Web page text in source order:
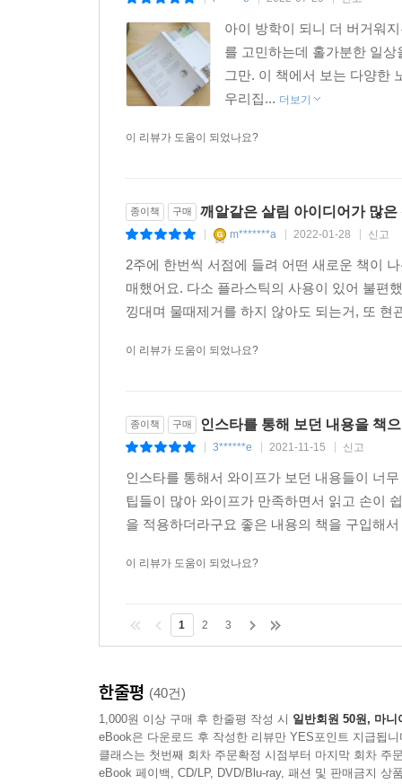
아이 방학이 되니 더 버거워
를 고민하는데 홀가분한 일
그만. 이 책에서 보는 다양한
우리집... 더보기
이 리뷰가 도움이 되었나요?
종이책 구매 깨알같은 살림 아이디어가 많은
m*******a 2022-01-28 신고
2주에 한번씩 서점에 들려 어떤 새로운 책이
매했어요. 다소 플라스틱의 사용이 있어 불편
낑대며 물때제거를 하지 않아도 되는거, 또
이 리뷰가 도움이 되었나요?
종이책 구매 인스타를 통해 보던 내용을 책
3******e 2021-11-15 신고
인스타를 통해서 와이프가 보던 내용들이 너
팁들이 많아 와이프가 만족하면서 읽고 손이
을 적용하더라구요 좋은 내용의 책을 구입해
이 리뷰가 도움이 되었나요?
1 2 3
한줄평 (40건)
1,000원 이상 구매 후 한줄평 작성 시 일반회원 50원, 마니
eBook은 다운로드 후 작성한 리뷰만 YES포인트 지급됩니
클래스는 첫번째 회차 주문확정 시점부터 마지막 회차 주
eBook 페이백, CD/LP, DVD/Blu-ray, 패션 및 판매금지 상